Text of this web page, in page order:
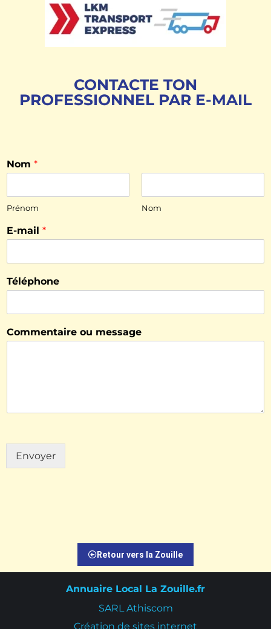
CONTACTE TON
PROFESSIONNEL PAR E-MAIL
Nom *
Prénom Nom
E-mail *
Téléphone
Commentaire ou message
Envoyer
Retour vers la Zouille
Annuaire Local La Zouille.fr
SARL Athiscom
Création de sites internet